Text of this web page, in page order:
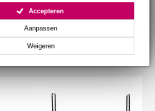
Weigeren
Aanpassen
Accepteren